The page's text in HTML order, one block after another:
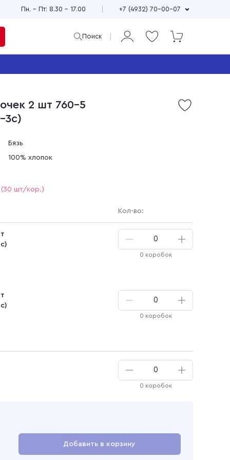
Пн. – Пт: 8.30 – 17.00 +7 (4932) 70-00-07
Поиск
2 шт 760-5
3с)
Бязь
100% хлопок
(30 шт/кор.)
Кол-во:
0 коробок
0 коробок
0 коробок
Добавить в корзину